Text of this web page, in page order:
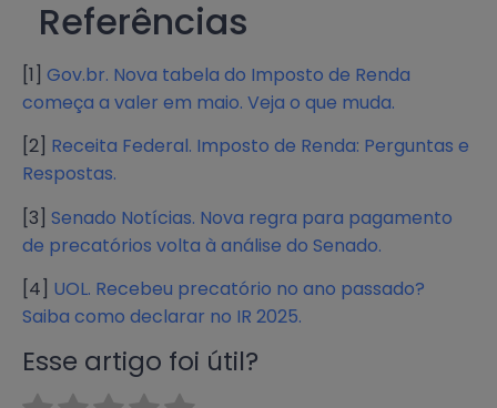
Referências
[1] Gov.br. Nova tabela do Imposto de Renda
começa a valer em maio. Veja o que muda.
[2] Receita Federal. Imposto de Renda: Perguntas e
Respostas.
[3] Senado Notícias. Nova regra para pagamento
de precatórios volta à análise do Senado.
[4] UOL. Recebeu precatório no ano passado?
Saiba como declarar no IR 2025.
Esse artigo foi útil?